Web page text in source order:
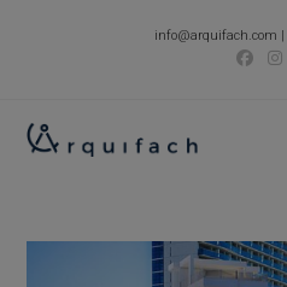
info@arquifach.com |